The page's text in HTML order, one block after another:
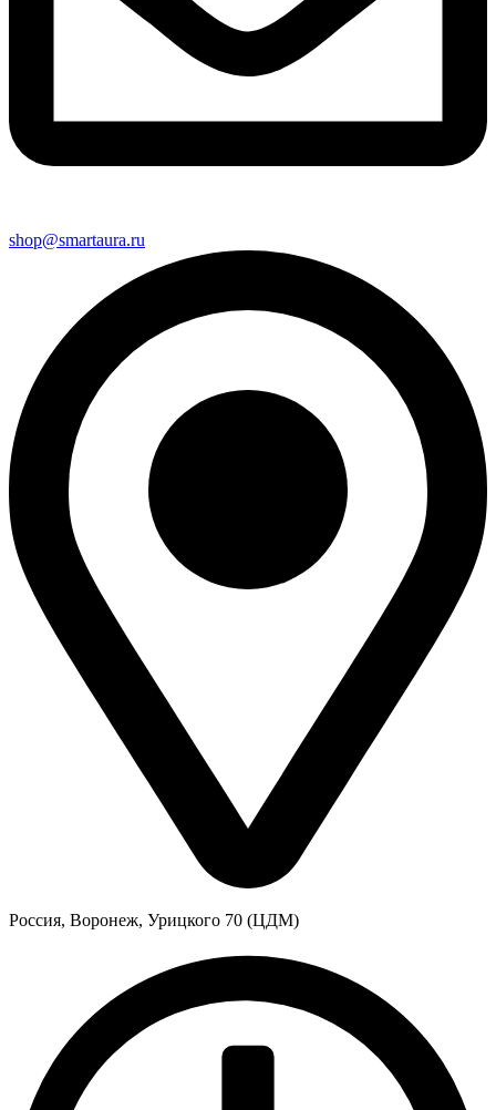
shop@smartaura.ru
Россия, Воронеж, Урицкого 70 (ЦДМ)